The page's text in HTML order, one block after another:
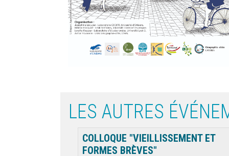
LES AUTRES
COLLOQUE "VIEILLISSEMENT ET
FORMES BRÈVES"